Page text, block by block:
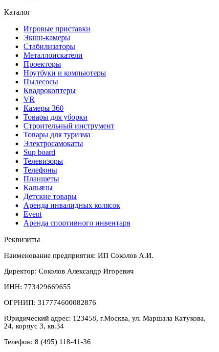
Каталог
Игровые приставки
Экшн-камеры
Стабилизаторы
Металлоискатели
Проекторы
Ноутбуки и компьютеры
Пылесосы
Квадрокоптеры
VR
Камеры 360
Товары для уборки
Строительный инструмент
Товары для туризма
Электросамокаты
Sup board
Телевизоры
Телефоны
Планшеты
Кальяны
Детские товары
Аренда инвалидных колясок
Event
Аренда спортивного инвентаря
Реквизиты
Наименование предприятия: ИП Соколов А.И.
Директор: Соколов Александр Игоревич
ИНН: 773429669655
ОГРНИП: 317774600082876
Юридический адрес: 123458, г.Москва, ул. Маршала Катукова,
24, корпус 3, кв.34
Телефон: 8 (495) 118-41-36